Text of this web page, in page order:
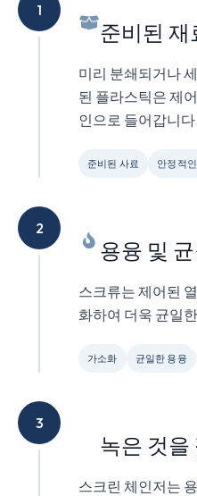
1
준비된
미리 분쇄되거나
된 플라스틱은 제
인으로 들어갑니다.
준비된 사료 안정적
2
용융 및
스크류는 제어된
화하여 더욱 균일
가소화 균일한 용융
3
녹은 것을
스크린 체인저는